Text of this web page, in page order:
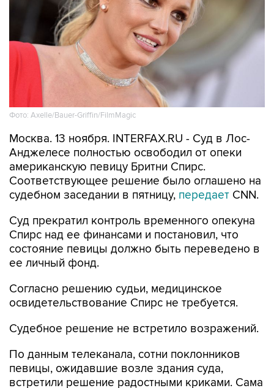
Фото: Axelle/Bauer-Griffin/FilmMagic
Москва. 13 ноября. INTERFAX.RU - Суд в Лос-
Анджелесе полностью освободил от опеки
американскую певицу Бритни Спирс.
Соответствующее решение было оглашено на
судебном заседании в пятницу, передает CNN.
Суд прекратил контроль временного опекуна
Спирс над ее финансами и постановил, что
состояние певицы должно быть переведено в
ее личный фонд.
Согласно решению судьи, медицинское
освидетельствование Спирс не требуется.
Судебное решение не встретило возражений.
По данным телеканала, сотни поклонников
певицы, ожидавшие возле здания суда,
встретили решение радостными криками. Сама